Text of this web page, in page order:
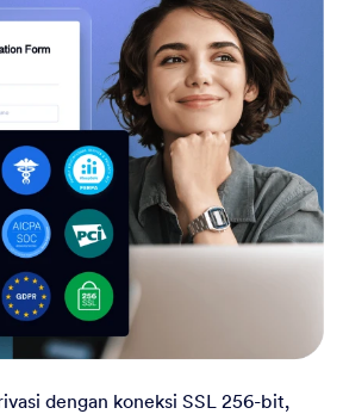
dengan koneksi SSL 256-bit,